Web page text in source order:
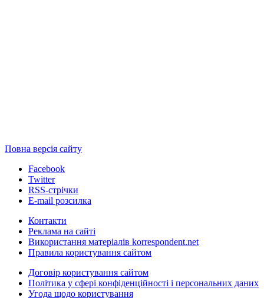
Повна версія сайту
Facebook
Twitter
RSS-стрічки
E-mail розсилка
Контакти
Реклама на сайті
Використання матеріалів korrespondent.net
Правила користування сайтом
Договір користування сайтом
Політика у сфері конфіденційності і персональних даних
Угода щодо користування